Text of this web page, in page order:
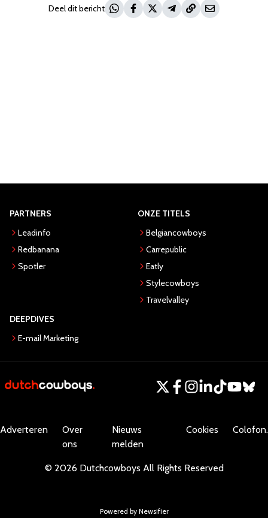
Deel dit bericht
PARTNERS
Leadinfo
Redbanana
Spotler
ONZE TITELS
Belgiancowboys
Carrepublic
Eatly
Stylecowboys
Travelvalley
DEEPDIVES
E-mail Marketing
Adverteren
Over
ons
Nieuws
melden
Cookies Colofon.
© 2026 Dutchcowboys All Rights Reserved
Powered by Newsifier